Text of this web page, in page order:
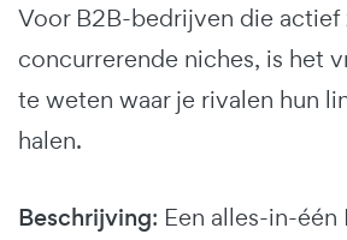
Voor B2B-bedrijven die actief
concurrerende niches, is het
te weten waar je rivalen hun
halen.
Beschrijving: Een alles-in-